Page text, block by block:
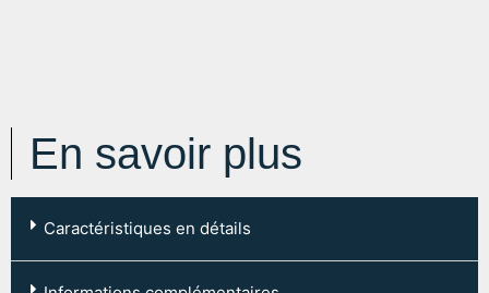
En savoir plus
Caractéristiques en détails